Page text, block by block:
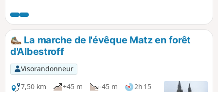
arborétum et son observatoire, - des
bunkers datant de la dernière guerre
avec vue sur toute la vallée de l'Albe, -
une chapelle du Xe siècle et un
cimetière militaire, - un pont du canal
des houillères qui fut construit avant
1867. Le retour en boucle se fait en
longeant le canal.
La marche de l'évêque Matz en forêt
d'Albestroff
Visorandonneur
7,50 km
+45 m -45 m
2h 15